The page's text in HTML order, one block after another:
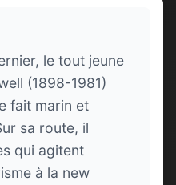
le tout jeune
(1898-1981)
fait marin et
sa route, il
qui agitent
à la new